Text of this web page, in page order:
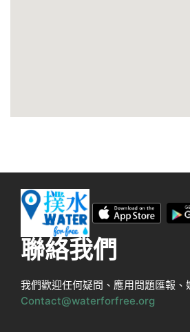
聯絡我們
我們歡迎任何疑問、應用問題匯報、
Contact@waterforfree.org